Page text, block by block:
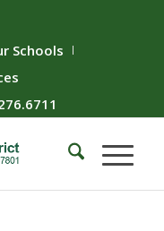
Schools